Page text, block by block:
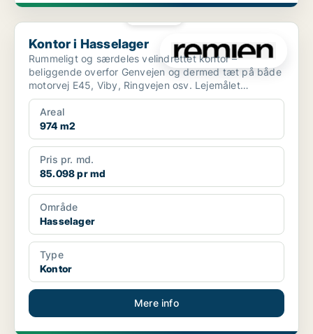
Kontor i Hasselager
Kontor i Hasselager
Rummeligt og særdeles velindrettet kontor –
beliggende overfor Genvejen og dermed tæt på både
motorvej E45, Viby, Ringvejen osv. Lejemålet
indeholder bl.a...
Areal
974 m2
Pris pr. md.
85.098 pr md
Område
Hasselager
Type
Kontor
Mere info